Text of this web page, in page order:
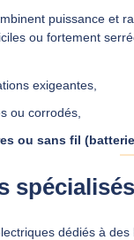
puissance et
ou fortement
exigeantes,
ou corrodés,
ou sans fil
spécialisés
dédiés à